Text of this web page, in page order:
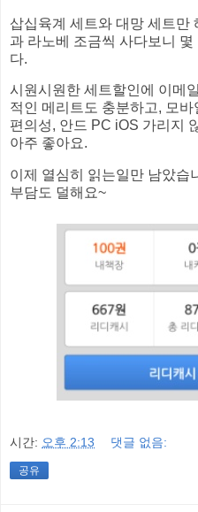
삽십육계 세트와 대망 세트만
과 라노베 조금씩 사다보니
다.
시원시원한 세트할인에 이메
적인 메리트도 충분하고, 모
편의성, 안드 PC iOS 가리지
아주 좋아요.
이제 열심히 읽는일만 남았습
부담도 덜해요~
시간: 오후 2:13 댓글 없음:
공유